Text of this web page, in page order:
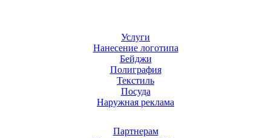
Услуги
Нанесение логотипа
Бейджи
Полиграфия
Текстиль
Посуда
Наружная реклама
Партнерам